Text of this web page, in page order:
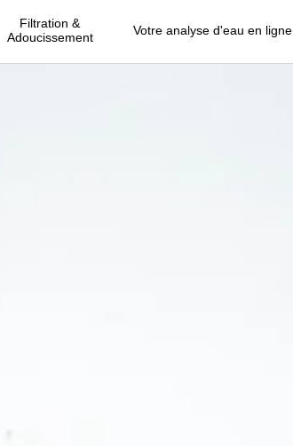
Filtration &
Adoucissement
Votre analyse d'eau en ligne